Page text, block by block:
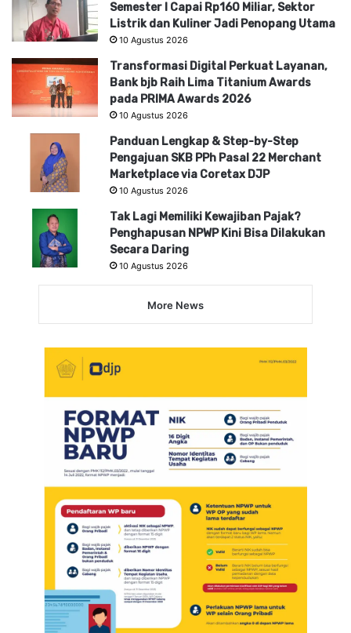
Semester I Capai Rp160 Miliar, Sektor
Listrik dan Kuliner Jadi Penopang Utama
10 Agustus 2026
Transformasi Digital Perkuat Layanan,
Bank bjb Raih Lima Titanium Awards
pada PRIMA Awards 2026
10 Agustus 2026
Panduan Lengkap & Step-by-Step
Pengajuan SKB PPh Pasal 22 Merchant
Marketplace via Coretax DJP
10 Agustus 2026
Tak Lagi Memiliki Kewajiban Pajak?
Penghapusan NPWP Kini Bisa Dilakukan
Secara Daring
10 Agustus 2026
More News